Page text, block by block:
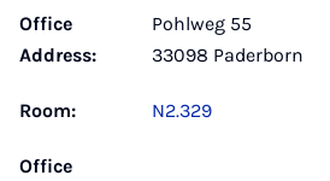
Office
Address:
Pohlweg 55
33098 Paderborn
Room: N2.329
Office